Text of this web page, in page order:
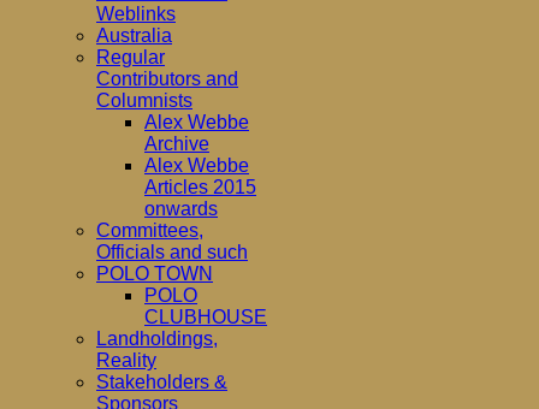
Weblinks
Australia
Regular
Contributors and
Columnists
Alex Webbe
Archive
Alex Webbe
Articles 2015
onwards
Committees,
Officials and such
POLO TOWN
POLO
CLUBHOUSE
Landholdings,
Reality
Stakeholders &
Sponsors